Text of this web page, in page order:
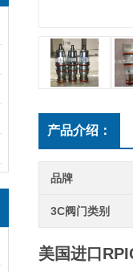
产品介绍：
品牌
3C阀门类别
美国进口